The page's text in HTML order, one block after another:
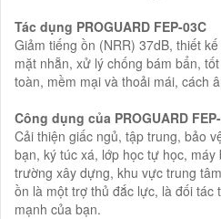
Tác dụng PROGUARD FEP-03C
Giảm tiếng ồn (NRR) 37dB, thiết
mặt nhẵn, xử lý chống bám bẩn,
toàn, mềm mại và thoải mái, cách
Công dụng của PROGUARD
Cải thiện giấc ngủ, tập trung, bảo
bạn, ký túc xá, lớp học tự học, máy
trường xây dựng, khu vực trung
ồn là một trợ thủ đắc lực, là đối tác
mạnh của bạn.